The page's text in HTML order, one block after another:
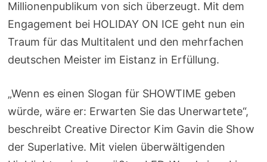
Millionenpublikum von sich überzeugt. Mit dem
Engagement bei HOLIDAY ON ICE geht nun ein
Traum für das Multitalent und den mehrfachen
deutschen Meister im Eistanz in Erfüllung.
„Wenn es einen Slogan für SHOWTIME geben
würde, wäre er: Erwarten Sie das Unerwartete“,
beschreibt Creative Director Kim Gavin die Show
der Superlative. Mit vielen überwältigenden